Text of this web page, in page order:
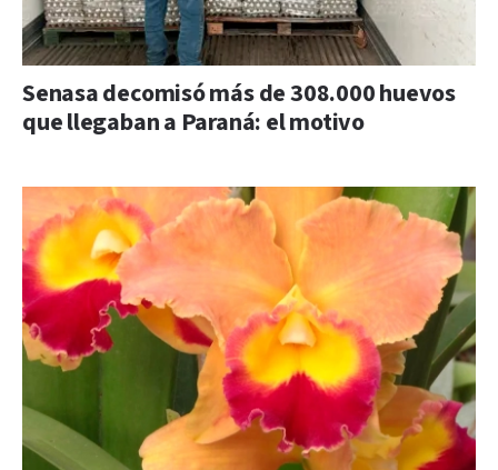
Senasa decomisó más de 308.000 huevos
que llegaban a Paraná: el motivo